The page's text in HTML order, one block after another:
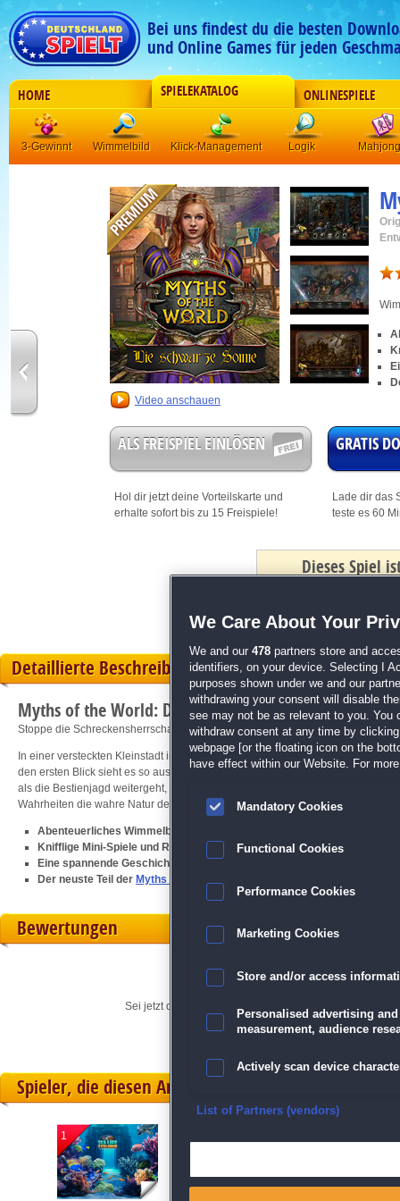
Bei uns findest du die besten
und Online Games für jeden
HOME SPIELEKATALOG ONLINESPIELE
3-Gewinnt Wimmelbild Klick-Management Logik Mahjong
Video anschauen
ALS FREISPIEL EINLÖSEN
Hol dir jetzt deine Vorteilskarte und
erhalte sofort bis zu 15 Freispiele!
GRATIS
Lade dir das
teste es 60
Dieses Spiel
Detaillierte Beschreibung
Myths of the World: Die schwarze Sonne
Stoppe die Schreckensherrschaft des Basilisken!
In einer versteckten Kleinstadt in den Schweizer Alpen gerät der neu
den ersten Blick sieht es so aus, als würde die Bestie wild herumlaufen und
als die Bestienjagd weitergeht, scheinen die Opfer des Basilisken nicht
Wahrheiten die wahre Natur des Tieres offenbaren?
Abenteuerliches Wimmelbild-Spaß
Knifflige Mini-Spiele und Rätsel
Eine spannende Geschichte
Der neuste Teil der Myths of the World
Bewertungen
Sei jetzt der Erste, der seine persönliche Meinung für
Spieler, die diesen Artikel gekauft haben, spielten
1
We Care About Your
We and our 478 partners store and
identifiers, on your device. Selecting I
purposes shown under we and our
withdrawing your consent will disable
see may not be as relevant to you. You
withdraw consent at any time by
webpage [or the floating icon on the
have effect within our Website. For
Mandatory Cookies
Functional Cookies
Performance Cookies
Marketing Cookies
Store and/or access
Personalised advertising
measurement, audience
Actively scan device
Ensure security, prevent
List of Partners (vendors)